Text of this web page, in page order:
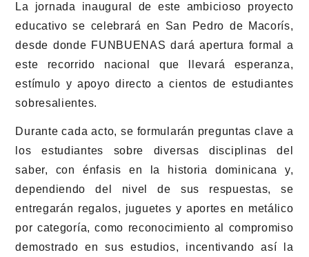
La jornada inaugural de este ambicioso proyecto
educativo se celebrará en San Pedro de Macorís,
desde donde FUNBUENAS dará apertura formal a
este recorrido nacional que llevará esperanza,
estímulo y apoyo directo a cientos de estudiantes
sobresalientes.
Durante cada acto, se formularán preguntas clave a
los estudiantes sobre diversas disciplinas del
saber, con énfasis en la historia dominicana y,
dependiendo del nivel de sus respuestas, se
entregarán regalos, juguetes y aportes en metálico
por categoría, como reconocimiento al compromiso
demostrado en sus estudios, incentivando así la